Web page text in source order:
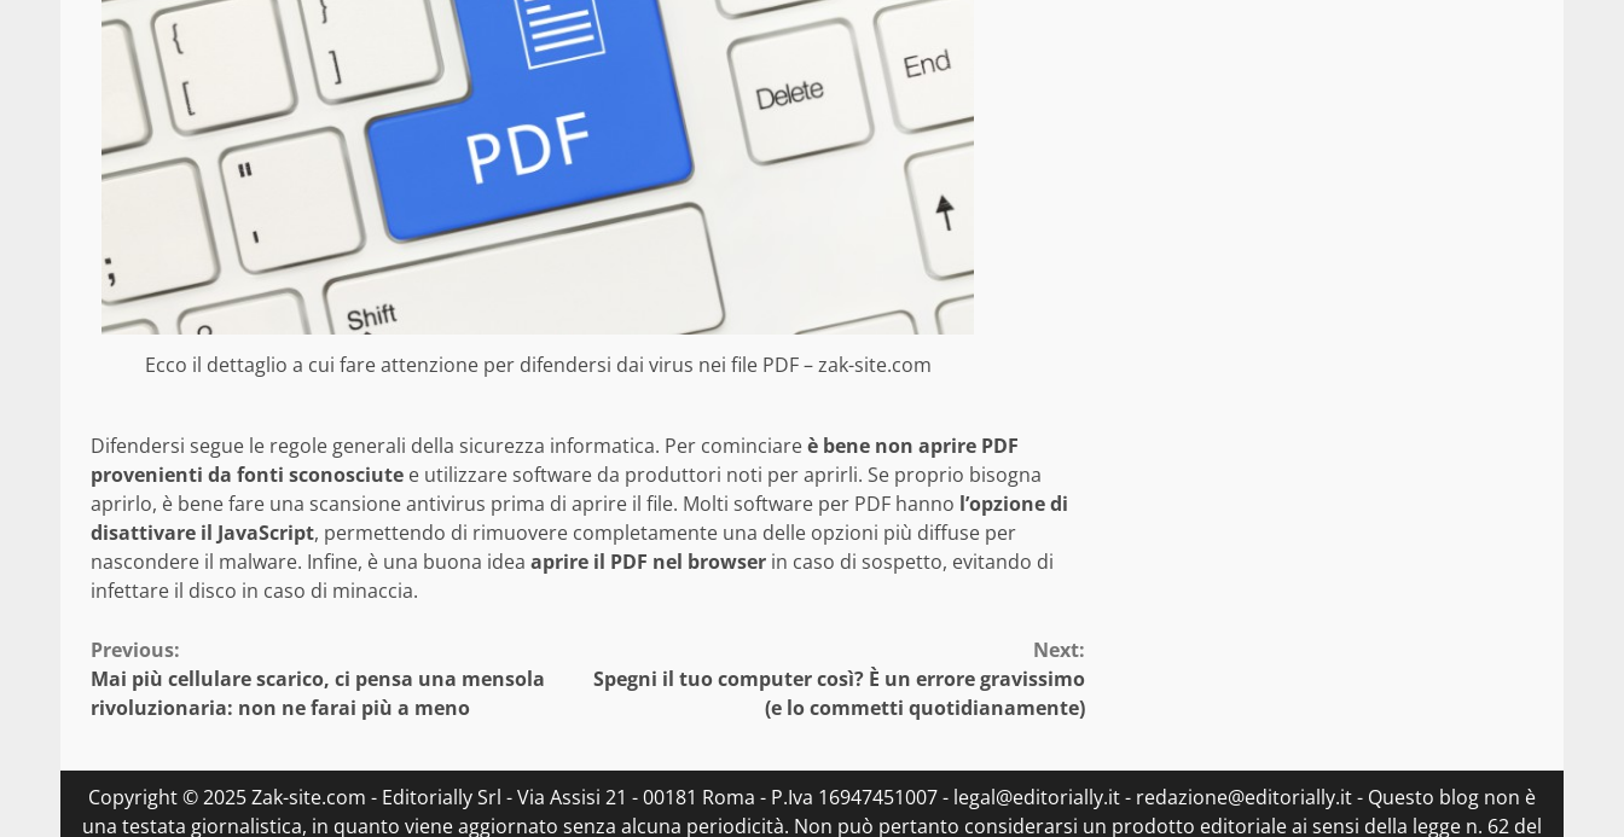
Ecco il dettaglio a cui fare attenzione per difendersi dai virus nei file PDF – zak-site.com
Difendersi segue le regole generali della sicurezza informatica. Per cominciareè bene non aprire PDF
provenienti da fonti sconosciute e utilizzare software da produttori noti per aprirli. Se proprio bisogna
aprirlo, è bene fare una scansione antivirus prima di aprire il file. Molti software per PDF hanno l’opzione di
disattivare il JavaScript, permettendo di rimuovere completamente una delle opzioni più diffuse per
nascondere il malware. Infine, è una buona idea aprire il PDF nel browser in caso di sospetto, evitando di
infettare il disco in caso di minaccia.
Continue
Reading
Previous:
Mai più cellulare scarico, ci pensa una mensola
rivoluzionaria: non ne farai più a meno
Next:
Spegni il tuo computer così? È un errore gravissimo
(e lo commetti quotidianamente)
Copyright © 2025 Zak-site.com - Editorially Srl - Via Assisi 21 - 00181 Roma - P.Iva 16947451007 - legal@editorially.it - redazione@editorially.it - Questo blog non è
una testata giornalistica, in quanto viene aggiornato senza alcuna periodicità. Non può pertanto considerarsi un prodotto editoriale ai sensi della legge n. 62 del